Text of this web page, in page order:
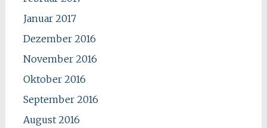
Januar 2017
Dezember 2016
November 2016
Oktober 2016
September 2016
August 2016